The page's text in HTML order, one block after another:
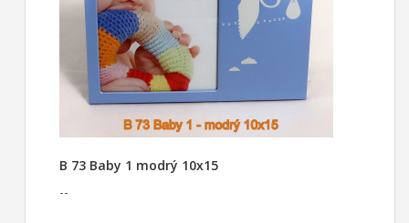
B 73 Baby 1 modrý 10x15
--